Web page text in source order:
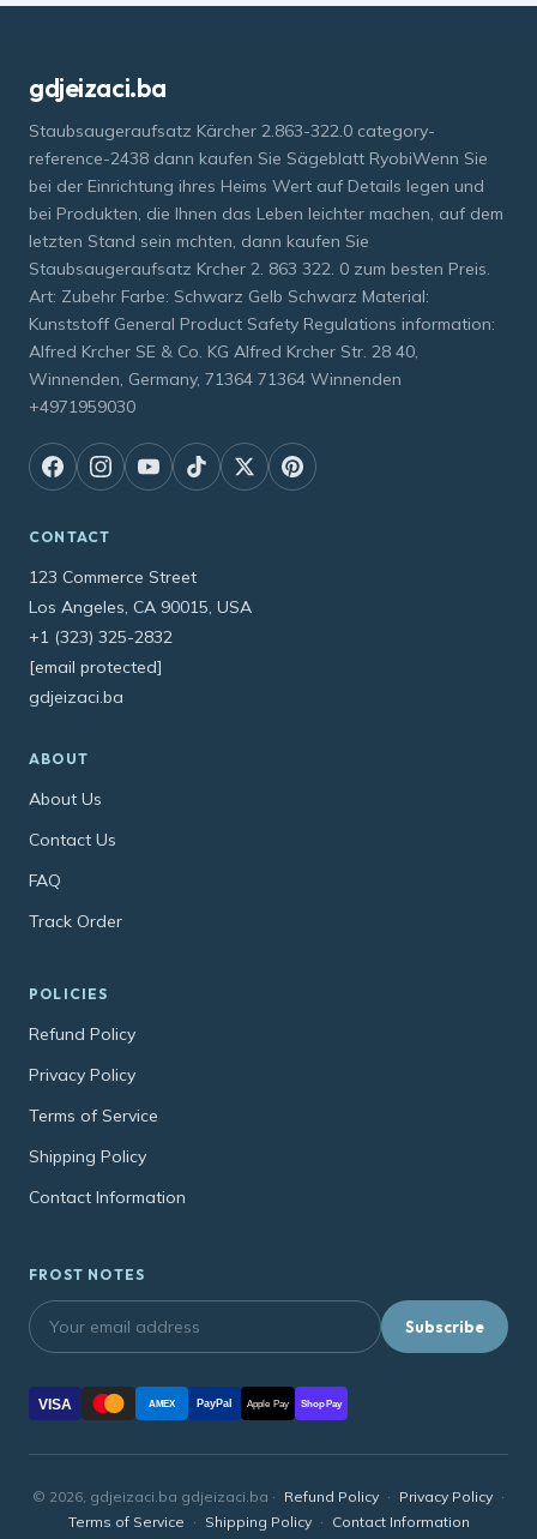
gdjeizaci.ba
Staubsaugeraufsatz Kärcher 2.863-322.0 category-
reference-2438 dann kaufen Sie Sägeblatt RyobiWenn Sie
bei der Einrichtung ihres Heims Wert auf Details legen und
bei Produkten, die Ihnen das Leben leichter machen, auf dem
letzten Stand sein mchten, dann kaufen Sie
Staubsaugeraufsatz Krcher 2. 863 322. 0 zum besten Preis.
Art: Zubehr Farbe: Schwarz Gelb Schwarz Material:
Kunststoff General Product Safety Regulations information:
Alfred Krcher SE & Co. KG Alfred Krcher Str. 28 40,
Winnenden, Germany, 71364 71364 Winnenden
+4971959030
CONTACT
123 Commerce Street
Los Angeles, CA 90015, USA
+1 (323) 325-2832
[email protected]
gdjeizaci.ba
ABOUT
About Us
Contact Us
FAQ
Track Order
POLICIES
Refund Policy
Privacy Policy
Terms of Service
Shipping Policy
Contact Information
FROST NOTES
Subscribe
VISA AMEX PayPal Apple Pay Shop Pay
© 2026, gdjeizaci.ba gdjeizaci.ba · Refund Policy · Privacy Policy ·
Terms of Service · Shipping Policy · Contact Information